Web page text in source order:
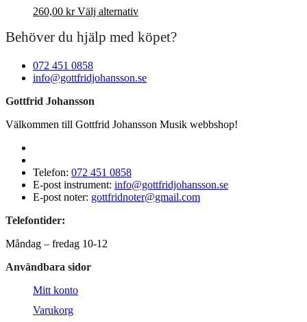
260,00 kr Välj alternativ
Behöver du hjälp med köpet?
072 451 0858
info@gottfridjohansson.se
Gottfrid Johansson
Välkommen till Gottfrid Johansson Musik webbshop!
Telefon: 072 451 0858
E-post instrument: info@gottfridjohansson.se
E-post noter: gottfridnoter@gmail.com
Telefontider:
Måndag – fredag 10-12
Användbara sidor
Mitt konto
Varukorg